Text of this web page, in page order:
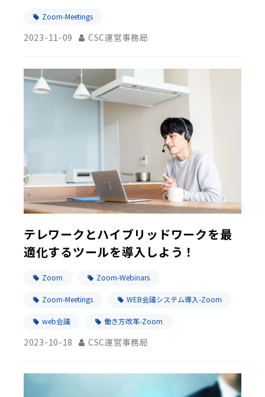
Zoom-Meetings
2023-11-09 CSC運営事務局
テレワークとハイブリッドワークを最
適化するツールを導入しよう！
Zoom Zoom-Webinars
Zoom-Meetings WEB会議システム導入-Zoom
web会議 働き方改革-Zoom
2023-10-18 CSC運営事務局